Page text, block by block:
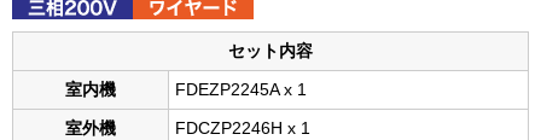
セット内容
室内機 FDEZP2245A x 1
室外機 FDCZP2246H x 1